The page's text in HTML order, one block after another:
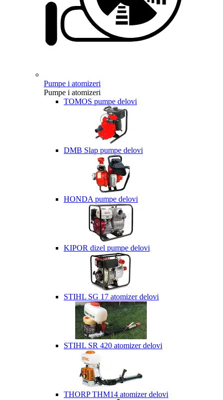
Pumpe i atomizeri
Pumpe i atomizeri
TOMOS pumpe delovi
DMB Slap pumpe delovi
HONDA pumpe delovi
KIPOR dizel pumpe delovi
STIHL SG 17 atomizer delovi
STIHL SR 420 atomizer delovi
THORP THM14 atomizer delovi